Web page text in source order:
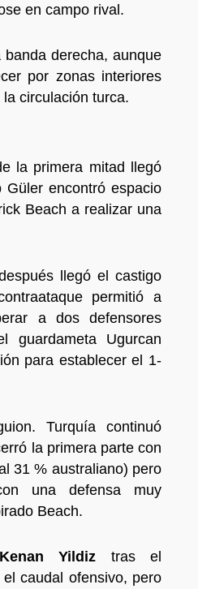
en campo rival.
derecha, aunque
por zonas interiores
circulación turca.
la primera mitad llegó
Güler encontró espacio
Beach a realizar una
llegó el castigo
permitió a
a dos defensores
guardameta Ugurcan
para establecer el 1-
Turquía continuó
la primera parte con
31 % australiano) pero
una defensa muy
Beach.
Kenan Yildiz tras el
caudal ofensivo, pero